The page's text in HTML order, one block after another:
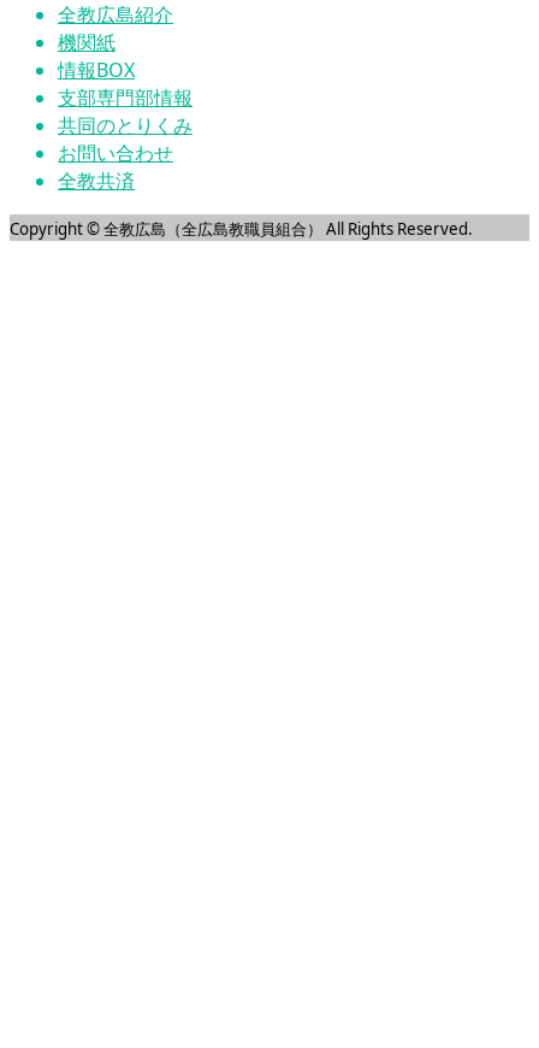
全教広島紹介
機関紙
情報BOX
支部専門部情報
共同のとりくみ
お問い合わせ
全教共済
Copyright © 全教広島（全広島教職員組合） All Rights Reserved.